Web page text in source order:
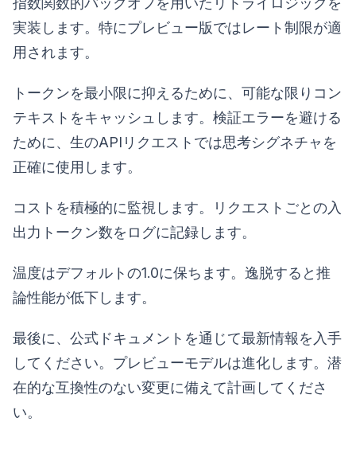
実装します。特にプレビュー版ではレート制限が適
用されます。
トークンを最小限に抑えるために、可能な限りコン
テキストをキャッシュします。検証エラーを避ける
ために、生のAPIリクエストでは思考シグネチャを
正確に使用します。
コストを積極的に監視します。リクエストごとの入
出力トークン数をログに記録します。
温度はデフォルトの1.0に保ちます。逸脱すると推
論性能が低下します。
最後に、公式ドキュメントを通じて最新情報を入手
してください。プレビューモデルは進化します。潜
在的な互換性のない変更に備えて計画してくださ
い。